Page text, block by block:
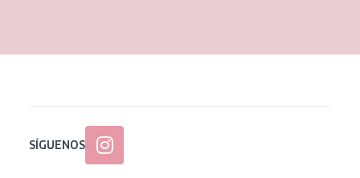
Todas las edades
SÍGUENOS